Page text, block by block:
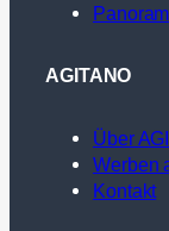
AGITANO
Über
Werben
Kontakt